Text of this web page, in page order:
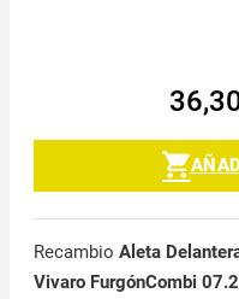
Recambio Aleta
Vivaro FurgónCombi